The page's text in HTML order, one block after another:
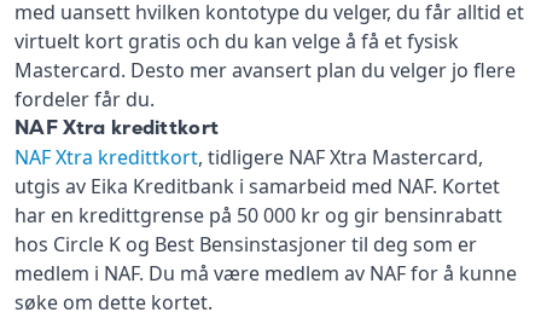
med uansett hvilken kontotype du velger, du får alltid et
virtuelt kort gratis och du kan velge å få et fysisk
Mastercard. Desto mer avansert plan du velger jo flere
fordeler får du.
NAF Xtra kredittkort
NAF Xtra kredittkort, tidligere NAF Xtra Mastercard,
utgis av Eika Kreditbank i samarbeid med NAF. Kortet
har en kredittgrense på 50 000 kr og gir bensinrabatt
hos Circle K og Best Bensinstasjoner til deg som er
medlem i NAF. Du må være medlem av NAF for å kunne
søke om dette kortet.